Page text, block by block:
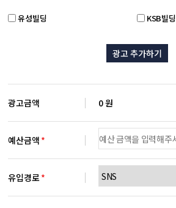
유성빌딩 KSB빌딩
광고 추가하기
광고금액 0 원
예산금액 *
유입경로*